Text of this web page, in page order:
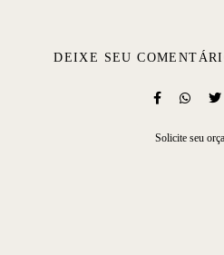
DEIXE SEU
Solicite seu